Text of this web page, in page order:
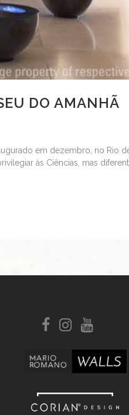
DO AMANHÃ
em dezembro, no Rio
às Ciências, mas